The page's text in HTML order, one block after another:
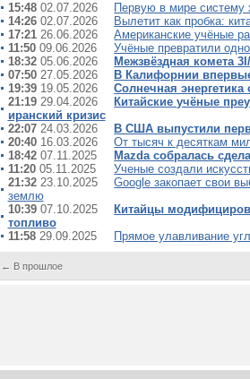
15:4802.07.2026
Первую в мире систему
14:2602.07.2026
Вылетит как пробка:
17:2126.06.2026
Американские учёные
11:5009.06.2026
Учёные превратили
18:3205.06.2026
Межзвёздная комета
07:5027.05.2026
В Калифорнии
19:3919.05.2026
Солнечная энергетика
21:1929.04.2026
Китайские учёные
иранский кризис
22:0724.03.2026
В США выпустили
20:4016.03.2026
От тысяч к десяткам
18:4207.11.2025
Mazda собралась
11:2005.11.2025
Ученые создали
21:3223.10.2025
Google закопает свои
землю
10:3907.10.2025
Китайцы
топливо
11:5829.09.2025 Прямое улавливание
← В прошлое